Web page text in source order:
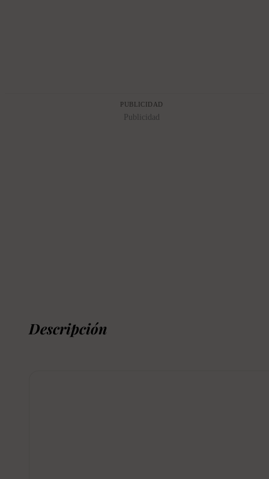
PUBLICIDAD
Publicidad
Descripción